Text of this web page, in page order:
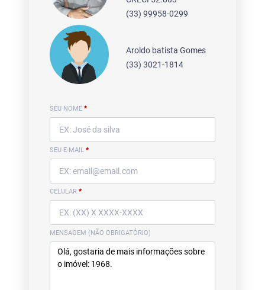
(33) 99958-0299
Aroldo batista Gomes
(33) 3021-1814
SEU NOME *
SEU E-MAIL *
CELULAR *
MENSAGEM (NÃO OBRIGATÓRIO)